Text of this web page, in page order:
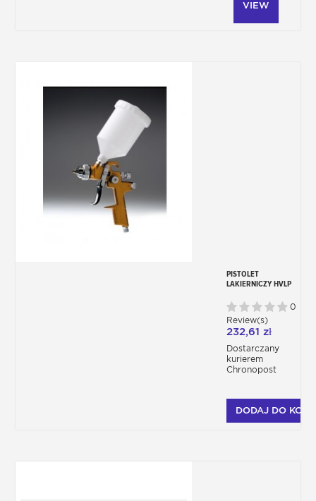
colorimetrie@stardustcolors.com.
VIEW
PISTOLET
LAKIERNICZY HVLP
0
Review(s)
232,61 zł
Dostarczany
kurierem
Chronopost
DODAJ DO